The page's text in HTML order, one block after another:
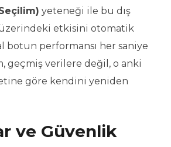
yeteneği ile bu dış
etkisini otomatik
botun performansı her saniye
geçmiş verilere değil, o anki
göre kendini yeniden
ve Güvenlik